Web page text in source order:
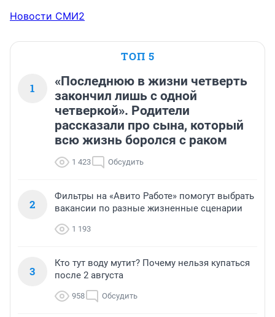
Новости СМИ2
ТОП 5
1
«Последнюю в жизни четверть
закончил лишь с одной
четверкой». Родители
рассказали про сына, который
всю жизнь боролся с раком
1 423 Обсудить
2
Фильтры на «Авито Работе» помогут выбрать
вакансии по разные жизненные сценарии
1 193
3
Кто тут воду мутит? Почему нельзя купаться
после 2 августа
958 Обсудить